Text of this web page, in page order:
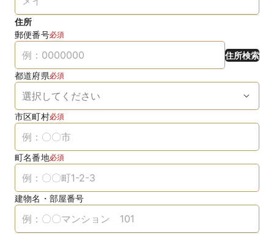
住所
郵便番号必須
住所検索
都道府県必須
市区町村必須
町名番地必須
建物名・部屋番号